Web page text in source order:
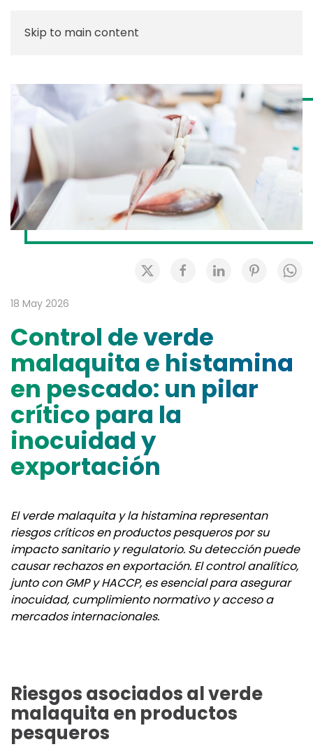
Skip to main content
18 May 2026
Control de verde
malaquita e histamina
en pescado: un pilar
crítico para la
inocuidad y
exportación
El verde malaquita y la histamina representan
riesgos críticos en productos pesqueros por su
impacto sanitario y regulatorio. Su detección puede
causar rechazos en exportación. El control analítico,
junto con GMP y HACCP, es esencial para asegurar
inocuidad, cumplimiento normativo y acceso a
mercados internacionales.
Riesgos asociados al verde
malaquita en productos
pesqueros